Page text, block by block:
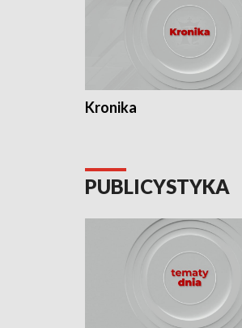
Kronika
PUBLICYSTYKA